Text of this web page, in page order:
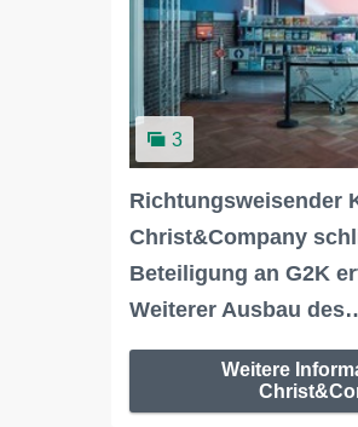
3
Richtungsweisender
Christ&Company
Beteiligung an G2K
Weiterer Ausbau
Weitere